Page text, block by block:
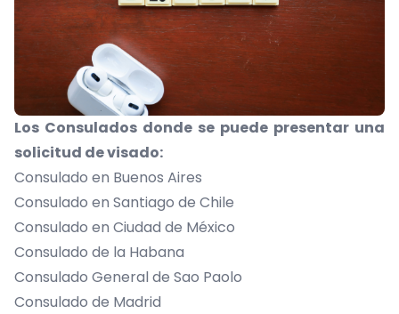
Los Consulados donde se puede presentar una
solicitud de visado:
Consulado en Buenos Aires
Consulado en Santiago de Chile
Consulado en Ciudad de México
Consulado de la Habana
Consulado General de Sao Paolo
Consulado de Madrid